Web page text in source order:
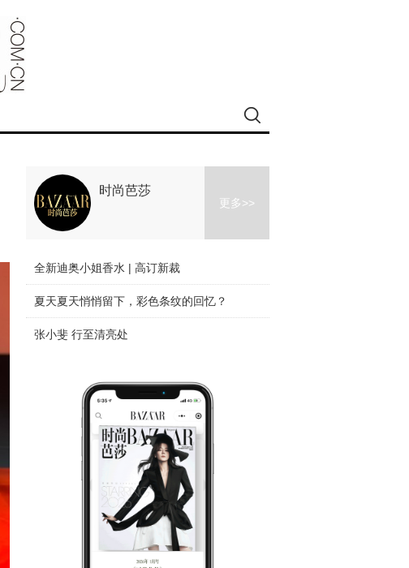
时尚芭莎
更多>>
全新迪奥小姐香水 | 高订新裁
夏天夏天悄悄留下，彩色条纹的回忆？
张小斐 行至清亮处